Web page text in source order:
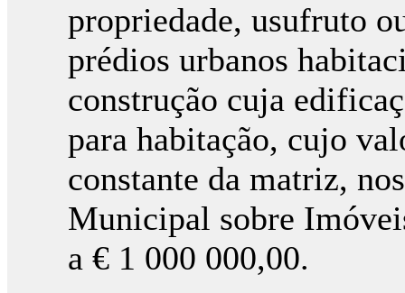
propriedade, usufruto
prédios urbanos
construção cuja
para habitação, cujo
constante da matriz,
Municipal sobre
a € 1 000 000,00.